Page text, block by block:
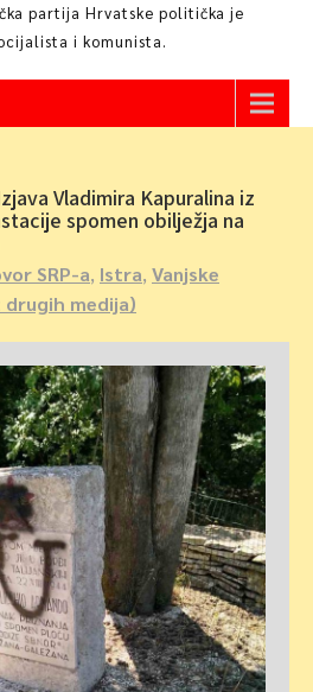
partija Hrvatske politička je
i komunista.
Vladimira Kapuralina iz
spomen obilježja na
SRP-a, Istra, Vanjske
medija)